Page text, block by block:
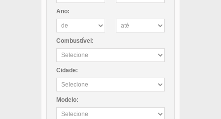
Ano:
Combustível:
Cidade:
Modelo: